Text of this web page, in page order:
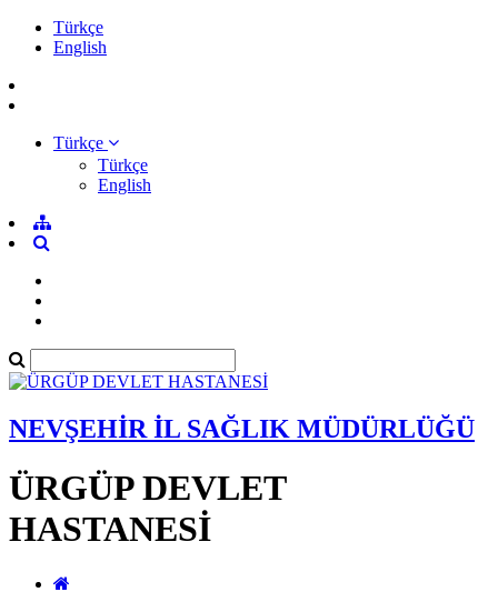
Türkçe
English
Türkçe
Türkçe
English
NEVŞEHİR İL SAĞLIK MÜDÜRLÜĞÜ
ÜRGÜP DEVLET
HASTANESİ